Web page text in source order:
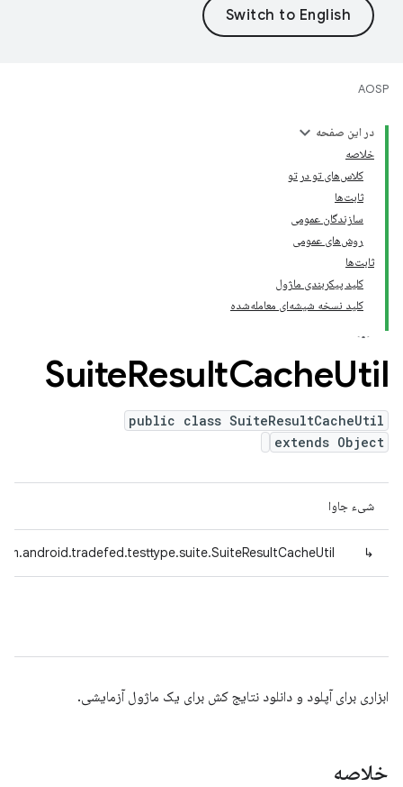
AOSP
در این صفحه
خلاصه
کلاس‌های تو در تو
ثابت‌ها
سازندگان عمومی
روش‌های عمومی
ثابت‌ها
کلید پیکربندی ماژول
کلید نسخه شیشه‌ای معامله‌شده
SuiteResultCacheUtil
public class SuiteResultCacheUtil
extends Object
شیء جاوا
↳
ابزاری برای آپلود و دانلود نتایج کش برای یک ماژول آزمایشی.
خلاصه